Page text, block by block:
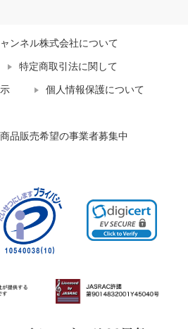
ンネル株式会社について
特定商取引法に関して
個人情報保護について
品販売希望の事業者募集中